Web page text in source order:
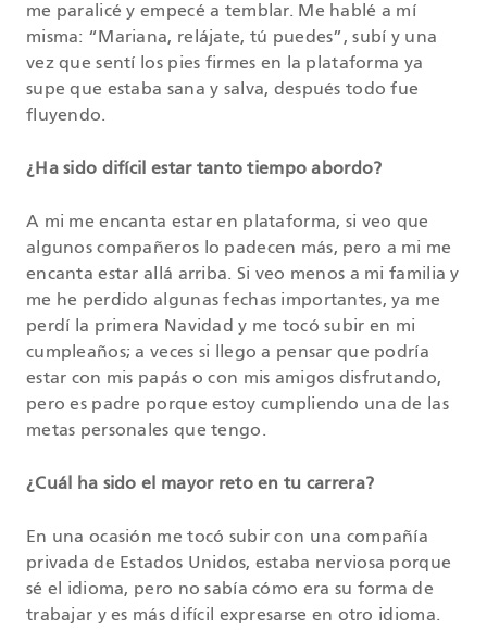
me paralicé y empecé a temblar. Me hablé a mí
misma: “Mariana, relájate, tú puedes”, subí y una
vez que sentí los pies firmes en la plataforma ya
supe que estaba sana y salva, después todo fue
fluyendo.
¿Ha sido difícil estar tanto tiempo abordo?
A mi me encanta estar en plataforma, si veo que
algunos compañeros lo padecen más, pero a mi me
encanta estar allá arriba. Si veo menos a mi familia y
me he perdido algunas fechas importantes, ya me
perdí la primera Navidad y me tocó subir en mi
cumpleaños; a veces si llego a pensar que podría
estar con mis papás o con mis amigos disfrutando,
pero es padre porque estoy cumpliendo una de las
metas personales que tengo.
¿Cuál ha sido el mayor reto en tu carrera?
En una ocasión me tocó subir con una compañía
privada de Estados Unidos, estaba nerviosa porque
sé el idioma, pero no sabía cómo era su forma de
trabajar y es más difícil expresarse en otro idioma.